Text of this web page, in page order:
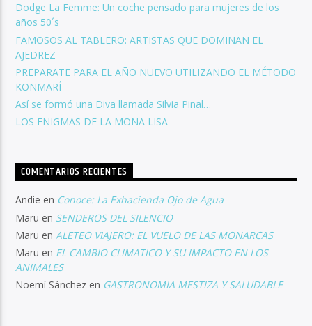
Dodge La Femme: Un coche pensado para mujeres de los
años 50´s
FAMOSOS AL TABLERO: ARTISTAS QUE DOMINAN EL
AJEDREZ
PREPARATE PARA EL AÑO NUEVO UTILIZANDO EL MÉTODO
KONMARÍ
Así se formó una Diva llamada Silvia Pinal…
LOS ENIGMAS DE LA MONA LISA
COMENTARIOS RECIENTES
Andie en Conoce: La Exhacienda Ojo de Agua
Maru en SENDEROS DEL SILENCIO
Maru en ALETEO VIAJERO: EL VUELO DE LAS MONARCAS
Maru en EL CAMBIO CLIMATICO Y SU IMPACTO EN LOS
ANIMALES
Noemí Sánchez en GASTRONOMIA MESTIZA Y SALUDABLE